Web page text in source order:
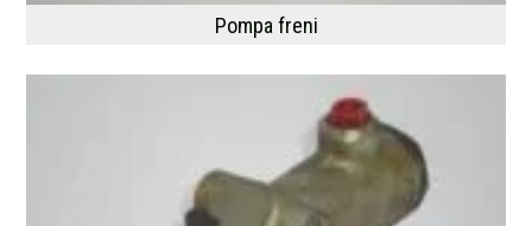
Pompa freni